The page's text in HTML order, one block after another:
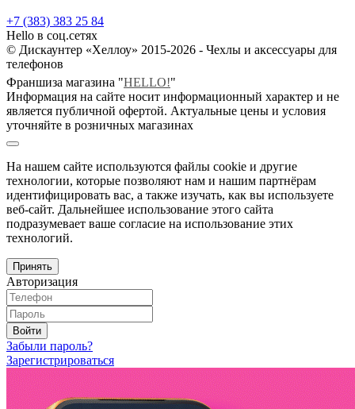
+7 (383) 383 25 84
Hello в соц.сетях
© Дискаунтер «Хеллоу» 2015-2026 - Чехлы и аксессуары для
телефонов
Франшиза магазина "HELLO!"
Информация на сайте носит информационный характер и не
является публичной офертой. Актуальные цены и условия
уточняйте в розничных магазинах
На нашем сайте используются файлы cookie и другие
технологии, которые позволяют нам и нашим партнёрам
идентифицировать вас, а также изучать, как вы используете
веб-сайт. Дальнейшее использование этого сайта
подразумевает ваше согласие на использование этих
технологий.
Принять
Авторизация
Войти
Забыли пароль?
Зарегистрироваться